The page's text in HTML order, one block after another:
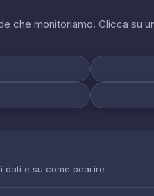
che monitoriamo. Clicca su
dati e su come реагire